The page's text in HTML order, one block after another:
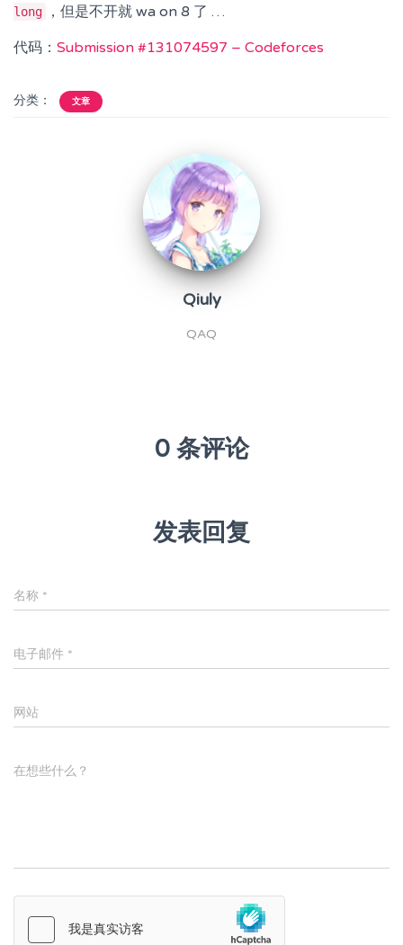
long
，但是不开就 wa on 8 了 …
代码： Submission #131074597 – Codeforces
分类： 文章
Qiuly
QAQ
0 条评论
发表回复
名称 *
电子邮件 *
网站
在想些什么？